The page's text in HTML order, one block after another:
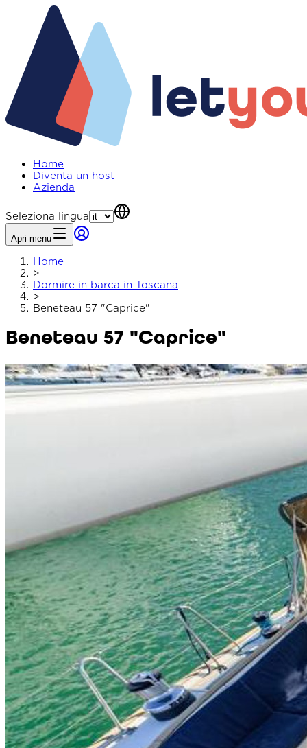
Home
Diventa un host
Azienda
Seleziona lingua
Apri menu
Home
>
Dormire in barca in Toscana
>
Beneteau 57 "Caprice"
Beneteau 57 "Caprice"